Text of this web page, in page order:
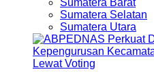
Sumatera Selatan
Sumatera Utara